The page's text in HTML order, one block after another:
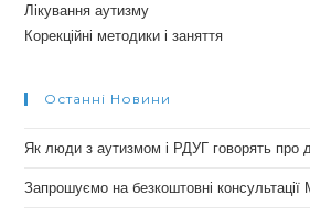
Лікування аутизму
Корекційні методики і заняття
Останні Новини
Як люди з аутизмом і РДУГ говорять про
Запрошуємо на безкоштовні консультації